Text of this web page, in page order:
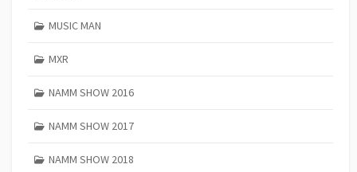
MUSIC MAN
MXR
NAMM SHOW 2016
NAMM SHOW 2017
NAMM SHOW 2018